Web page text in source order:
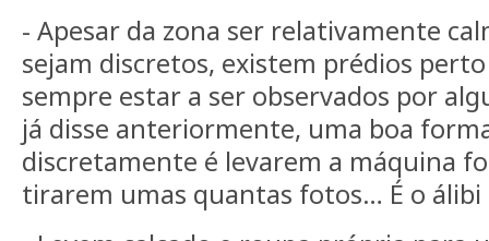
- Apesar da zona ser relativamente
sejam discretos, existem prédios
sempre estar a ser observados por
já disse anteriormente, uma boa
discretamente é levarem a máquina
tirarem umas quantas fotos… É o